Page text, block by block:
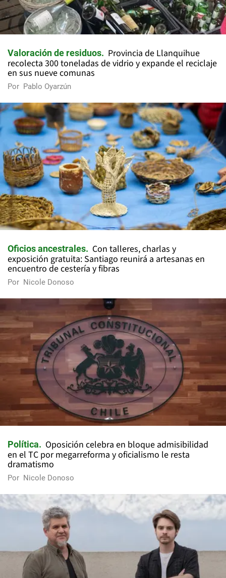
Valoración de residuos
Provincia de Llanquihue
recolecta 300 toneladas de vidrio y expande el reciclaje
en sus nueve comunas
Por Pablo Oyarzún
Oficios ancestrales
Con talleres, charlas y
exposición gratuita: Santiago reunirá a artesanas en
encuentro de cestería y fibras
Por Nicole Donoso
Política
Oposición celebra en bloque admisibilidad
en el TC por megarreforma y oficialismo le resta
dramatismo
Por Nicole Donoso